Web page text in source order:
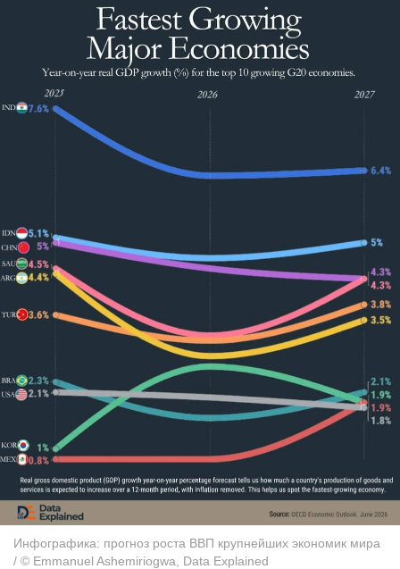
Инфографика: прогноз роста ВВП крупнейших экономик мира
/ © Emmanuel Ashemiriogwa, Data Explained